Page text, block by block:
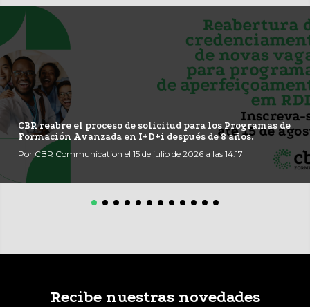
CBR reabre el proceso de solicitud para los Programas de
Formación Avanzada en I+D+i después de 8 años.
Por CBR Communication el 15 de julio de 2026 a las 14:17
Recibe nuestras novedades